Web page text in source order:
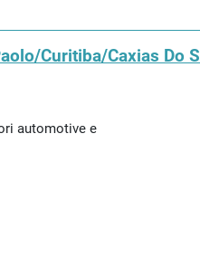
Curitiba/Caxias Do
automotive e